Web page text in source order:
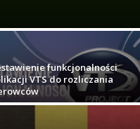
funkcjonalności
VTS do rozliczania